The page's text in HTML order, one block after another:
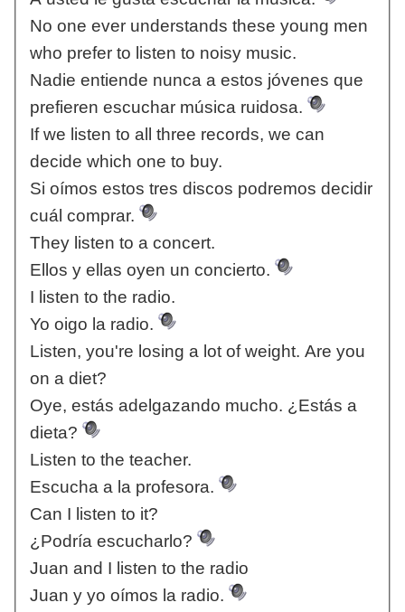
No one ever understands these young men
who prefer to listen to noisy music.
Nadie entiende nunca a estos jóvenes que
prefieren escuchar música ruidosa.
If we listen to all three records, we can
decide which one to buy.
Si oímos estos tres discos podremos decidir
cuál comprar.
They listen to a concert.
Ellos y ellas oyen un concierto.
I listen to the radio.
Yo oigo la radio.
Listen, you're losing a lot of weight. Are you
on a diet?
Oye, estás adelgazando mucho. ¿Estás a
dieta?
Listen to the teacher.
Escucha a la profesora.
Can I listen to it?
¿Podría escucharlo?
Juan and I listen to the radio
Juan y yo oímos la radio.